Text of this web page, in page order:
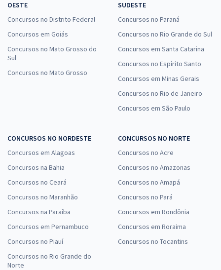
OESTE
Concursos no Distrito Federal
Concursos em Goiás
Concursos no Mato Grosso do
Sul
Concursos no Mato Grosso
SUDESTE
Concursos no Paraná
Concursos no Rio Grande do Sul
Concursos em Santa Catarina
Concursos no Espírito Santo
Concursos em Minas Gerais
Concursos no Rio de Janeiro
Concursos em São Paulo
CONCURSOS NO NORDESTE
Concursos em Alagoas
Concursos na Bahia
Concursos no Ceará
Concursos no Maranhão
Concursos na Paraíba
Concursos em Pernambuco
Concursos no Piauí
Concursos no Rio Grande do
Norte
CONCURSOS NO NORTE
Concursos no Acre
Concursos no Amazonas
Concursos no Amapá
Concursos no Pará
Concursos em Rondônia
Concursos em Roraima
Concursos no Tocantins